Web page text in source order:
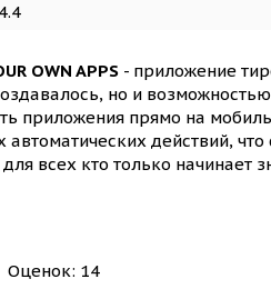
OWN APPS - приложение
но и
приложения прямо на
автоматических действий,
всех кто только начинает
Оценок: 14